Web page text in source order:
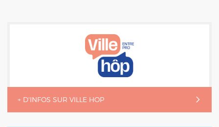
+ D'INFOS SUR VILLE HOP